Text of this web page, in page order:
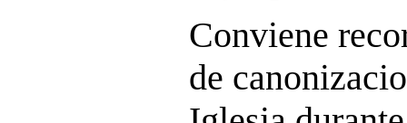
Conviene
de